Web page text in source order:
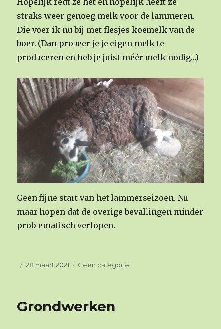
Hopelijk redt ze het en hopelijk heeft ze
straks weer genoeg melk voor de lammeren.
Die voer ik nu bij met flesjes koemelk van de
boer. (Dan probeer je je eigen melk te
produceren en heb je juist méér melk nodig…)
Geen fijne start van het lammerseizoen. Nu
maar hopen dat de overige bevallingen minder
problematisch verlopen.
Geplaatst
28 maart 2021 Categorieën
Geen categorie
Grondwerken